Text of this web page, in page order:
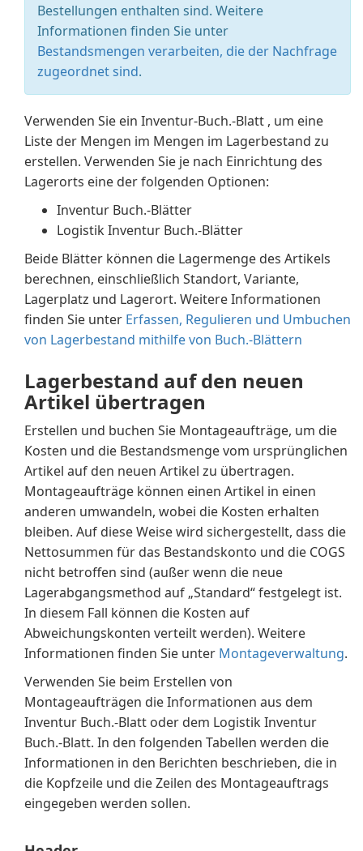
Bestellungen enthalten sind. Weitere
Informationen finden Sie unter
Bestandsmengen verarbeiten, die der Nachfrage
zugeordnet sind.
Verwenden Sie ein Inventur-Buch.-Blatt , um eine
Liste der Mengen im Mengen im Lagerbestand zu
erstellen. Verwenden Sie je nach Einrichtung des
Lagerorts eine der folgenden Optionen:
Inventur Buch.-Blätter
Logistik Inventur Buch.-Blätter
Beide Blätter können die Lagermenge des Artikels
berechnen, einschließlich Standort, Variante,
Lagerplatz und Lagerort. Weitere Informationen
finden Sie unter Erfassen, Regulieren und Umbuchen
von Lagerbestand mithilfe von Buch.-Blättern
Lagerbestand auf den neuen
Artikel übertragen
Erstellen und buchen Sie Montageaufträge, um die
Kosten und die Bestandsmenge vom ursprünglichen
Artikel auf den neuen Artikel zu übertragen.
Montageaufträge können einen Artikel in einen
anderen umwandeln, wobei die Kosten erhalten
bleiben. Auf diese Weise wird sichergestellt, dass die
Nettosummen für das Bestandskonto und die COGS
nicht betroffen sind (außer wenn die neue
Lagerabgangsmethod auf „Standard“ festgelegt ist.
In diesem Fall können die Kosten auf
Abweichungskonten verteilt werden). Weitere
Informationen finden Sie unter Montageverwaltung.
Verwenden Sie beim Erstellen von
Montageaufträgen die Informationen aus dem
Inventur Buch.-Blatt oder dem Logistik Inventur
Buch.-Blatt. In den folgenden Tabellen werden die
Informationen in den Berichten beschrieben, die in
die Kopfzeile und die Zeilen des Montageauftrags
eingegeben werden sollen.